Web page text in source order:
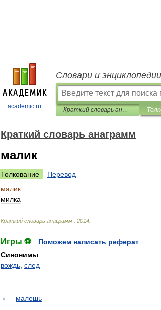
academic.ru
Словари и
Краткий словарь анаграмм
Краткий словарь анаграмм
малик
Толкование
Перевод
малик
милка
Краткий словарь анаграмм 2014
Игры ⚽
Поможем написать реферат
Синонимы:
вождь след
малешь